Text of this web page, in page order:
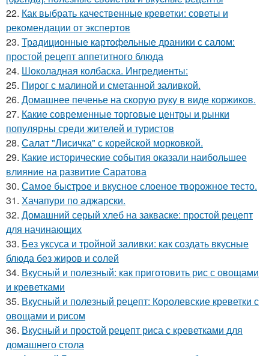
22. Как выбрать качественные креветки: советы и
рекомендации от экспертов
23. Традиционные картофельные драники с салом:
простой рецепт аппетитного блюда
24. Шоколадная колбаска. Ингредиенты:
25. Пирог с малиной и сметанной заливкой.
26. Домашнее печенье на скорую руку в виде коржиков.
27. Какие современные торговые центры и рынки
популярны среди жителей и туристов
28. Салат "Лисичка" с корейской морковкой.
29. Какие исторические события оказали наибольшее
влияние на развитие Саратова
30. Самое быстрое и вкусное слоеное творожное тесто.
31. Хачапури по аджарски.
32. Домашний серый хлеб на закваске: простой рецепт
для начинающих
33. Без уксуса и тройной заливки: как создать вкусные
блюда без жиров и солей
34. Вкусный и полезный: как приготовить рис с овощами
и креветками
35. Вкусный и полезный рецепт: Королевские креветки с
овощами и рисом
36. Вкусный и простой рецепт риса с креветками для
домашнего стола